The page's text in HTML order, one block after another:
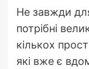
Не завжди
потрібні
кількох
які вже є